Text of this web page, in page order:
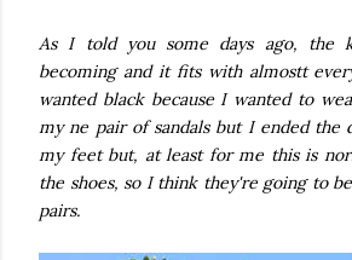
As I told you some days ago, the
becoming and it fits with almostt
wanted black because I wanted to
my ne pair of sandals but I ended the
my feet but, at least for me this is
the shoes, so I think they're going to
pairs.